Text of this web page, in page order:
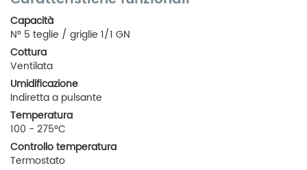
Capacità
N° 5 teglie / griglie 1/1 GN
Cottura
Ventilata
Umidificazione
Indiretta a pulsante
Temperatura
100 - 275°C
Controllo temperatura
Termostato